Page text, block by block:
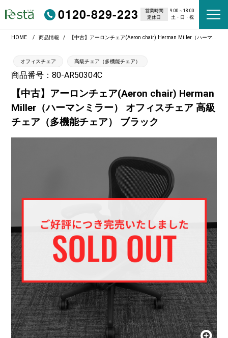
0120-829-223 営業時間
9:00～18:00
定休日
土・日・祝
HOME 商品情報 【中古】アーロンチェア(Aeron chair) Herman Miller（ハーマンミラー） オフィスチェア 高級チェア（多機能チェア） ブラック
オフィスチェア 高級チェア（多機能チェア）
商品番号：80-AR50304C
【中古】アーロンチェア(Aeron chair) Herman
Miller（ハーマンミラー） オフィスチェア 高級
チェア（多機能チェア） ブラック